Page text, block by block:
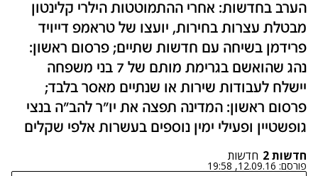
הערב בחדשות: אחרי ההתמוטטות הילרי קלינטון
מבטלת עצרות בחירות, יועצו של טראמפ דייויד
פרידמן בשיחה עם חדשות שתיים; פרסום ראשון:
נהג שהואשם בגרימת מותם של 7 בני משפחה
יישלח לעבודות שירות או שנתיים מאסר בלבד;
פרסום ראשון: המדינה תפצה את יו"ר להב"ה בנצי
גופשטיין ופעילי ימין נוספים בעשרות אלפי שקלים
חדשות 2 חדשות
פורסם: 12.09.16, 19:58